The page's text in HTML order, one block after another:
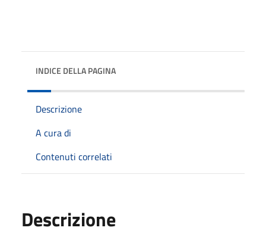
INDICE DELLA PAGINA
Descrizione
A cura di
Contenuti correlati
Descrizione